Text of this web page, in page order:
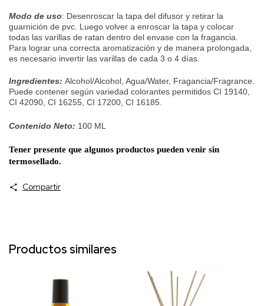
Modo de uso: Desenroscar la tapa del difusor y retirar la
guarnición de pvc. Luego volver a enroscar la tapa y colocar
todas las varillas de ratan dentro del envase con la fragancia.
Para lograr una correcta aromatización y de manera prolongada,
es necesario invertir las varillas de cada 3 o 4 días.
Ingredientes: Alcohol/Alcohol, Agua/Water, Fragancia/Fragrance.
Puede contener según variedad colorantes permitidos CI 19140,
CI 42090, CI 16255, CI 17200, CI 16185.
Contenido Neto: 100 ML
Tener presente que algunos productos pueden venir sin
termosellado.
Compartir
Productos similares